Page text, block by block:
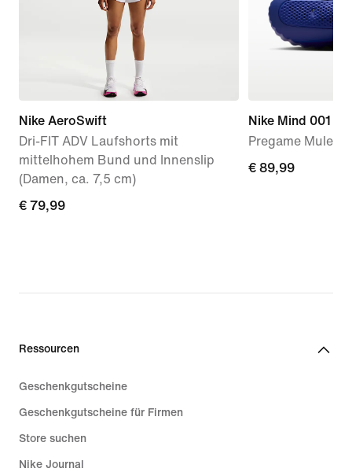
Nike AeroSwift
Dri-FIT ADV Laufshorts mit
mittelhohem Bund und Innenslip
(Damen, ca. 7,5 cm)
€ 79,99
€ 79,99
Nike Mind 001
Pregame Mule
€ 89,99
€ 89,99
Ressourcen
Geschenkgutscheine
Geschenkgutscheine für Firmen
Store suchen
Nike Journal